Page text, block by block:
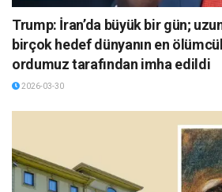
Trump: İran’da büyük bir gün;
birçok hedef dünyanın en
ordumuz tarafından imha edildi
2026-03-30